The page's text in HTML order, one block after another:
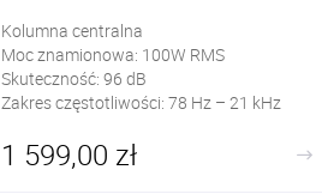
Kolumna centralna
Moc znamionowa: 100W RMS
Skuteczność: 96 dB
Zakres częstotliwości: 78 Hz – 21 kHz
1 599,00 zł